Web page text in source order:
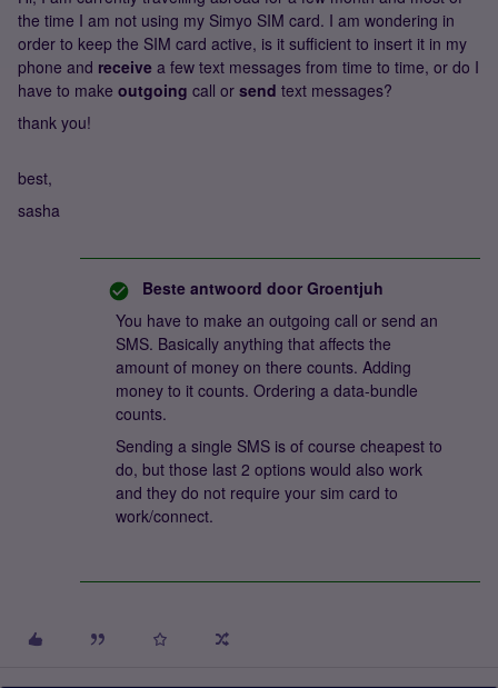
the time I am not using my Simyo SIM card. I am wondering in
order to keep the SIM card active, is it sufficient to insert it in my
phone and receive a few text messages from time to time, or do I
have to make outgoing call or send text messages?
thank you!
best,
sasha
Beste antwoord door Groentjuh
You have to make an outgoing call or send an
SMS. Basically anything that affects the
amount of money on there counts. Adding
money to it counts. Ordering a data-bundle
counts.
Sending a single SMS is of course cheapest to
do, but those last 2 options would also work
and they do not require your sim card to
work/connect.